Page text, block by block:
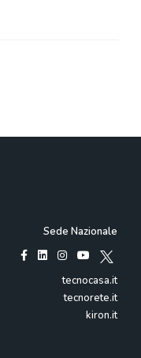
Sede Nazionale
tecnocasa.it
tecnorete.it
kiron.it